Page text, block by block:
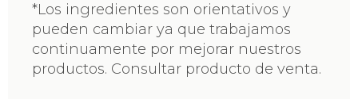
*Los ingredientes son orientativos y
pueden cambiar ya que trabajamos
continuamente por mejorar nuestros
productos. Consultar producto de venta.